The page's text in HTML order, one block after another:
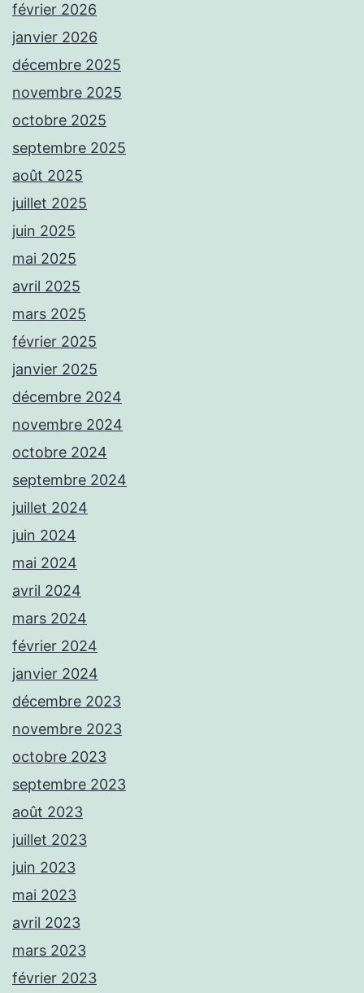
février 2026
janvier 2026
décembre 2025
novembre 2025
octobre 2025
septembre 2025
août 2025
juillet 2025
juin 2025
mai 2025
avril 2025
mars 2025
février 2025
janvier 2025
décembre 2024
novembre 2024
octobre 2024
septembre 2024
juillet 2024
juin 2024
mai 2024
avril 2024
mars 2024
février 2024
janvier 2024
décembre 2023
novembre 2023
octobre 2023
septembre 2023
août 2023
juillet 2023
juin 2023
mai 2023
avril 2023
mars 2023
février 2023